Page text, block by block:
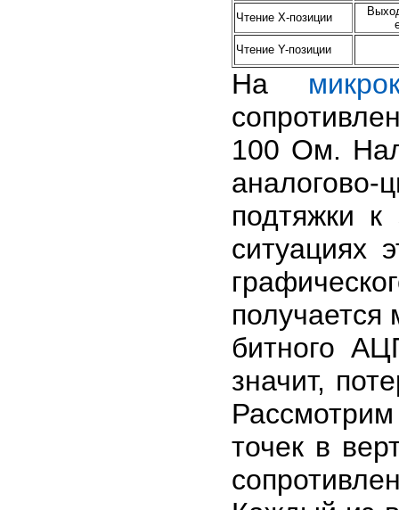
Чтение X-позиции
Чтение Y-позиции
На
100 Ом.
подтяжки
ситуациях
битного
значит,
точек в